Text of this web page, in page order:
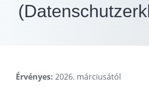
Érvényes: 2026. márciusától